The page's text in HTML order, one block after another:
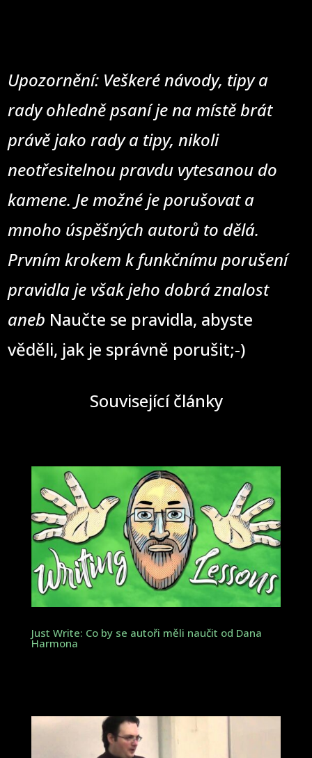
Upozornění: Veškeré návody, tipy a
rady ohledně psaní je na místě brát
právě jako rady a tipy, nikoli
neotřesitelnou pravdu vytesanou do
kamene. Je možné je porušovat a
mnoho úspěšných autorů to dělá.
Prvním krokem k funkčnímu porušení
pravidla je však jeho dobrá znalost
aneb Naučte se pravidla, abyste
věděli, jak je správně porušit;-)
Související články
Just Write: Co by se autoři měli naučit od Dana
Harmona